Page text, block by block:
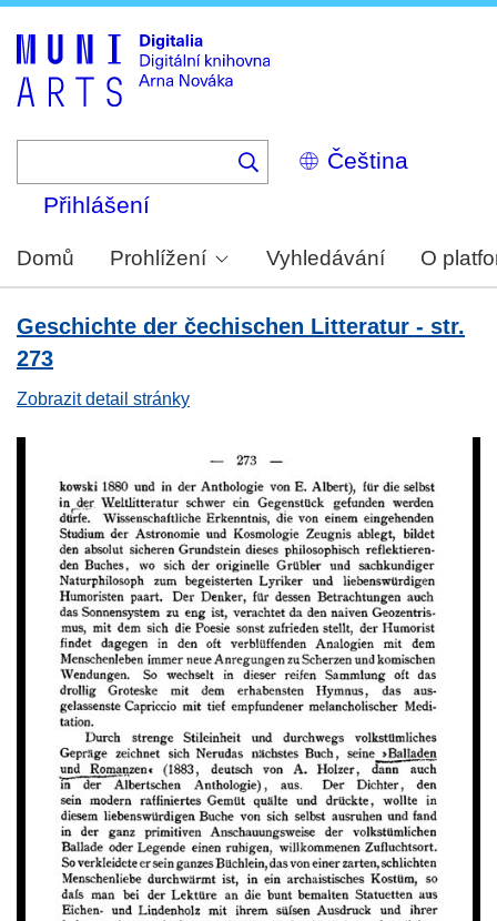
Select
your
Přihlášení
Domů Prohlížení Vyhledávání O
Geschichte der čechischen Litteratur - str.
273
Zobrazit detail stránky